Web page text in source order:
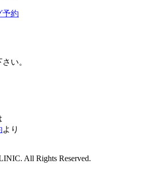
予約
い。
より
All Rights Reserved.